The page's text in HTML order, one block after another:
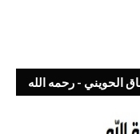
الحويني - رحمه الله